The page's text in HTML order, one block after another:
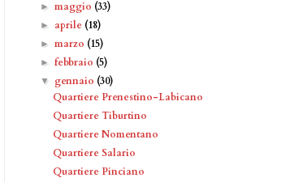
►maggio (33)
► aprile (18)
►marzo (15)
►febbraio (5)
▼ gennaio (30)
Quartiere Prenestino-Labicano
Quartiere Tiburtino
Quartiere Nomentano
Quartiere Salario
Quartiere Pinciano